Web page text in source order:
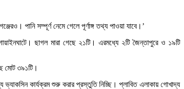
পানি সম্পূর্ণ নেমে গেলে পূর্ণাঙ্গ তথ্য পাওয়া যাবে।’
ছাগল মারা গেছে ২১টি। এরমধ্যে ২টি জৈন্তাপুরে ও ১৯টি
মোট ৩৯১টি।
কার্যক্রম শুরু করার প্রস্তুতি নিচ্ছি। প্লাবিত এলাকায় গোখাদ্য